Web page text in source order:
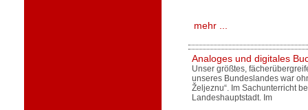
mehr ...
Analoges und digitales
Unser größtes,
unseres Bundeslandes war
Željeznu“. Im Sachunterricht
Landeshauptstadt. Im